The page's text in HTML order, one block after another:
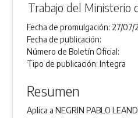
Trabajo del Ministerio
Fecha de promulgación: 27/07/
Fecha de publicación:
Número de Boletín Oficial:
Tipo de publicación:Integra
Resumen
Aplica a NEGRIN PABLO